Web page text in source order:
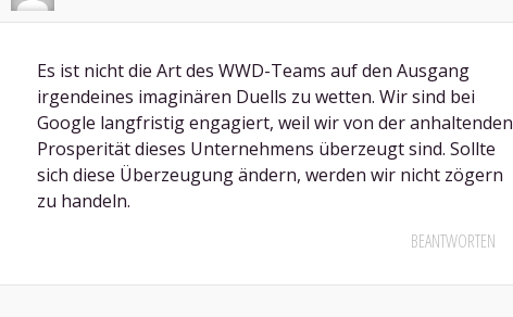
Es ist nicht die Art des WWD-Teams auf den Ausgang
irgendeines imaginären Duells zu wetten. Wir sind bei
Google langfristig engagiert, weil wir von der anhaltenden
Prosperität dieses Unternehmens überzeugt sind. Sollte
sich diese Überzeugung ändern, werden wir nicht zögern
zu handeln.
BEANTWORTEN